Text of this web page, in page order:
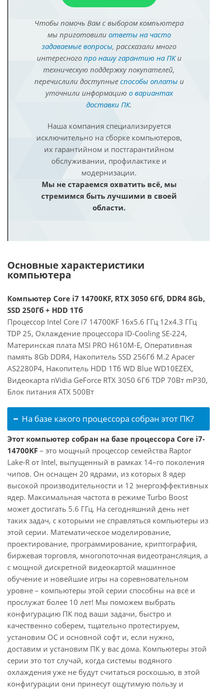
Чтобы помочь Вам с выбором компьютера
мы приготовили ответы на часто
задаваемые вопросы, рассказали много
интересного про нашу гарантию на ПКи
техническую поддержку покупателей,
перечислили доступные способы оплатыи
уточнили информацию о вариантах
доставки ПК.
Наша компания специализируется
исключительно на сборке компьютеров,
их гарантийном и постгарантийном
обслуживании, профилактике и
модернизации.
Мы не стараемся охватить всё, мы
стремимся быть лучшими в своей
области.
Основные характеристики
компьютера
Компьютер Core i7 14700KF, RTX 3050 6Гб, DDR4 8Gb,
SSD 250Гб + HDD 1Тб
Процессор Intel Core i7 14700KF 16x5.6 ГГц 12x4.3 ГГц
TDP 25, Охлаждение процессора ID-Cooling SE-224,
Материнская плата MSI PRO H610M-E, Оперативная
память 8Gb DDR4, Накопитель SSD 256Гб M.2 Apacer
AS2280P4, Накопитель HDD 1Тб WD Blue WD10EZEX,
Видеокарта nVidia GeForce RTX 3050 6Гб TDP 70Вт mP30,
Блок питания ATX 500Вт
На базе какого процессора собран этот ПК?
Этот компьютер собран на базе процессора Core i7-
14700KF – это мощный процессор семейства Raptor
Lake-R от Intel, выпущенный в рамках 14–го поколения
чипов. Он оснащен 20 ядрами, из которых 8 ядер
высокой производительности и 12 энергоэффективных
ядер. Максимальная частота в режиме Turbo Boost
может достигать 5.6 ГГц. На сегодняшний день нет
таких задач, с которыми не справляться компьютеры из
этой серии. Математическое моделирование,
проектирование, программирование, криптография,
биржевая торговля, многопоточная видеотрансляция, а
с мощной дискретной видеокартой машинное
обучение и новейшие игры на соревновательном
уровне – компьютеры этой серии способны на всё и
прослужат более 10 лет! Мы поможем выбрать
конфигурацию ПК под ваши задачи, быстро и
качественно соберем, тщательно протестируем,
установим ОС и основной софт и, если нужно,
доставим и установим ПК у вас дома. Компьютеры этой
серии это тот случай, когда системы водяного
охлаждения уже не будут считаться роскошью, в этой
конфигурации они принесут ощутимую пользу и